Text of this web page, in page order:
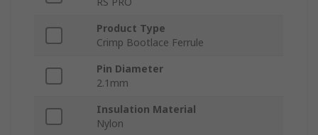
Product Type
Crimp Bootlace Ferrule
Pin Diameter
2.1mm
Insulation Material
Nylon